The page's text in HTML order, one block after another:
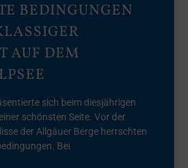
BEDINGUNGEN
AUF DEM
sich beim diesjährigen
schönsten Seite. Vor der
der Allgäuer Berge herrschten
Bei